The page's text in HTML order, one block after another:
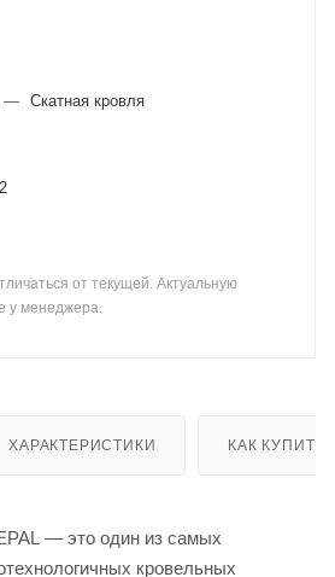
— Скатная кровля
от текущей. Актуальную
у менеджера.
ХАРАКТЕРИСТИКИ КАК КУПИТЬ
— это один из самых
кровельных